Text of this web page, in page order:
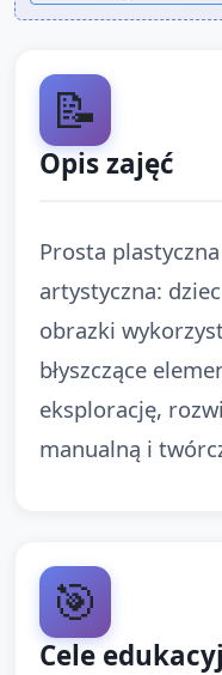
📝
Opis zajęć
Prosta
artystyczna:
obrazki
błyszczące
eksplorację,
manualną i
🎯
Cele